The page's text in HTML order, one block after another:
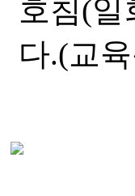
호침(일
다.(교